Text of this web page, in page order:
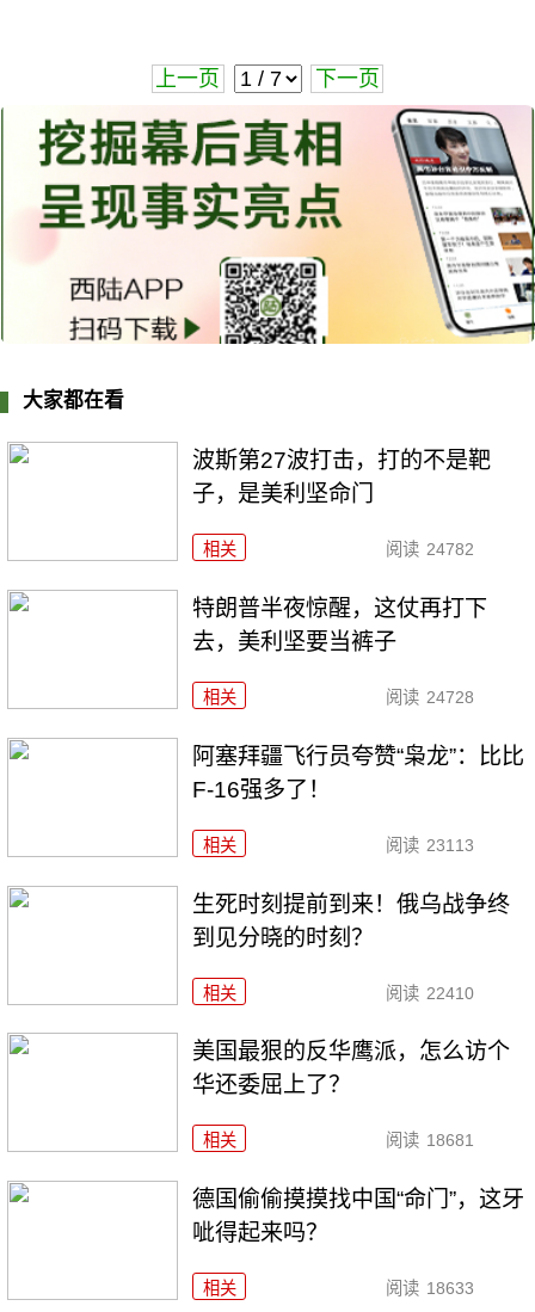
上一页 下一页
大家都在看
波斯第27波打击，打的不是靶
子，是美利坚命门
相关 阅读 24782
特朗普半夜惊醒，这仗再打下
去，美利坚要当裤子
相关 阅读 24728
阿塞拜疆飞行员夸赞“枭龙”：比比
F-16强多了！
相关 阅读 23113
生死时刻提前到来！俄乌战争终
到见分晓的时刻？
相关 阅读 22410
美国最狠的反华鹰派，怎么访个
华还委屈上了？
相关 阅读 18681
德国偷偷摸摸找中国“命门”，这牙
呲得起来吗？
相关 阅读 18633